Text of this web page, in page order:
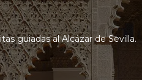
guiadas al Alcázar de Sevilla.